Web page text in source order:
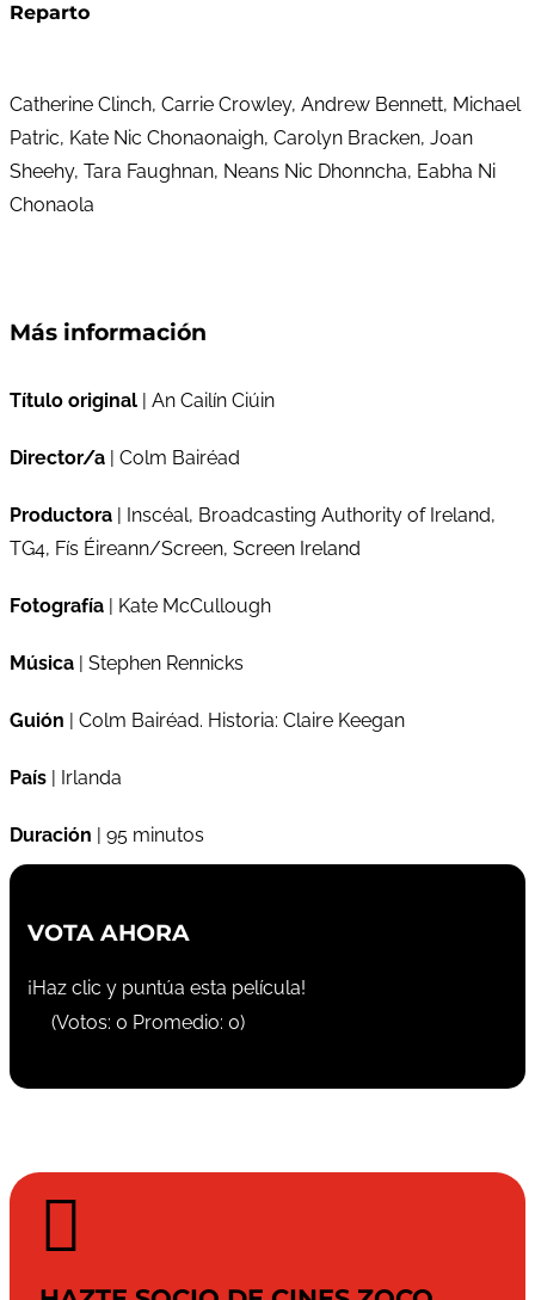
Reparto
Catherine Clinch, Carrie Crowley, Andrew Bennett, Michael
Patric, Kate Nic Chonaonaigh, Carolyn Bracken, Joan
Sheehy, Tara Faughnan, Neans Nic Dhonncha, Eabha Ni
Chonaola
Más información
Título original | An Cailín Ciúin
Director/a | Colm Bairéad
Productora | Inscéal, Broadcasting Authority of Ireland,
TG4, Fís Éireann/Screen, Screen Ireland
Fotografía | Kate McCullough
Música | Stephen Rennicks
Guión | Colm Bairéad. Historia: Claire Keegan
País | Irlanda
Duración | 95 minutos
VOTA AHORA
¡Haz clic y puntúa esta película!
(Votos: 0 Promedio: 0)
